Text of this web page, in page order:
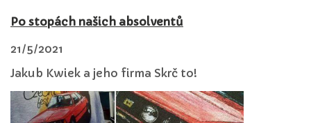
Po stopách našich absolventů
21/5/2021
Jakub Kwiek a jeho firma Skrč to!